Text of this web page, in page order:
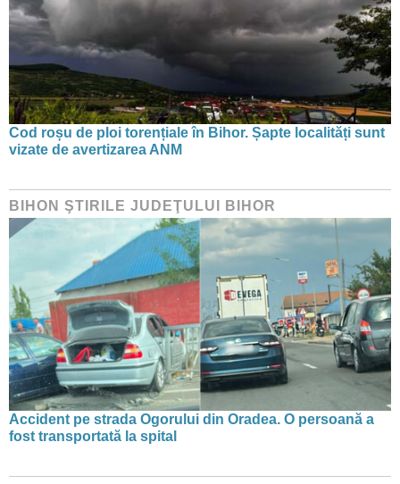
Cod roșu de ploi torențiale în Bihor. Șapte localități sunt
vizate de avertizarea ANM
BIHON ŞTIRILE JUDEŢULUI BIHOR
Accident pe strada Ogorului din Oradea. O persoană a
fost transportată la spital